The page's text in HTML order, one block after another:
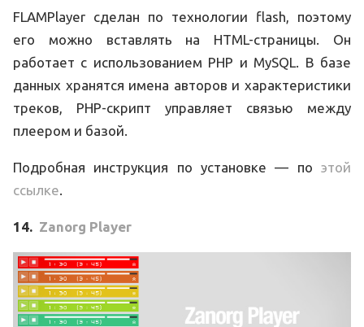
FLAMPlayer сделан по технологии flash, поэтому
его можно вставлять на HTML-страницы. Он
работает с использованием PHP и MySQL. В базе
данных хранятся имена авторов и характеристики
треков, PHP-скрипт управляет связью между
плеером и базой.
Подробная инструкция по установке — по этой
ссылке
14. Zanorg Player